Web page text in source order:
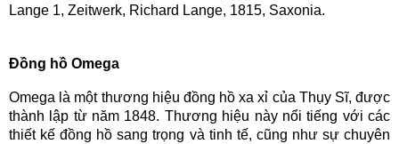
Lange 1, Zeitwerk, Richard Lange, 1815, Saxonia.
Đồng hồ Omega
Omega là một thương hiệu đồng hồ xa xỉ của Thụy Sĩ, được
thành lập từ năm 1848. Thương hiệu này nổi tiếng với các
thiết kế đồng hồ sang trọng và tinh tế, cũng như sự chuyên